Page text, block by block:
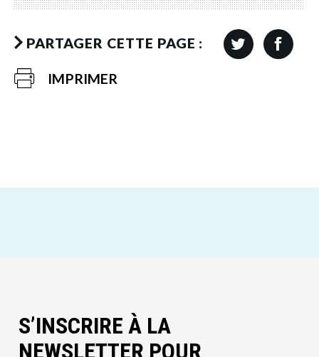
PARTAGER CETTE PAGE :
IMPRIMER
S’INSCRIRE À LA
NEWSLETTER POUR